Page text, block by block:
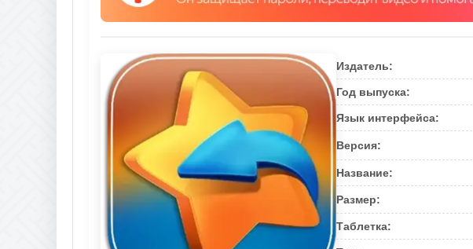
Издатель:
Год выпуска:
Язык интерфейса:
Версия:
Название:
Размер:
Таблетка: